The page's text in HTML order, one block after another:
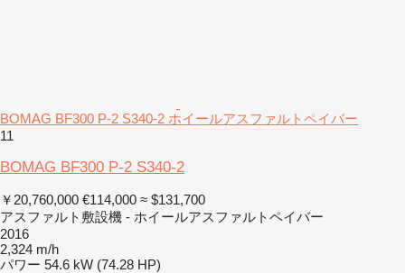
BOMAG BF300 P-2 S340-2 ホイールアスファルトペイバー
11
BOMAG BF300 P-2 S340-2
￥20,760,000 €114,000 ≈ $131,700
アスファルト敷設機 - ホイールアスファルトペイバー
2016
2,324 m/h
パワー 54.6 kW (74.28 HP)